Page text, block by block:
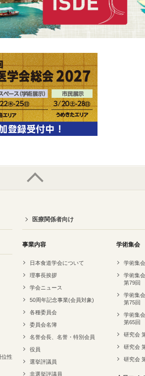
位性
医療関係者向け
事業内容
日本食道学会について
理事長挨拶
学会ニュース
50周年記念事業(会員対象)
各種委員会
委員会名簿
名誉会長、名誉・特別会員
役員
選挙評議員
非選挙評議員
学術集会
学術集
学術集
第79回
学術集
第75回
学術集
第65回
研究会
研究会
研究会